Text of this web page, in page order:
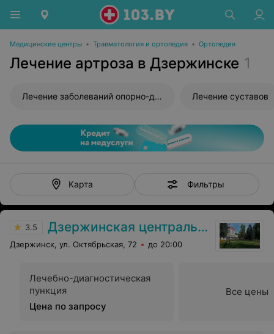
Медицинские центры • Травматология и ортопедия • Ортопедия
Лечение артроза в Дзержинске 1
Лечение заболеваний опорно-двигательного аппарата Лечение суставов
Карта Фильтры
3.5 Дзержинская центральная районная больница
Дзержинск, ул. Октябрьская, 72 до 20:00
Лечебно-диагностическая
пункция
Цена по запросу
Все цены